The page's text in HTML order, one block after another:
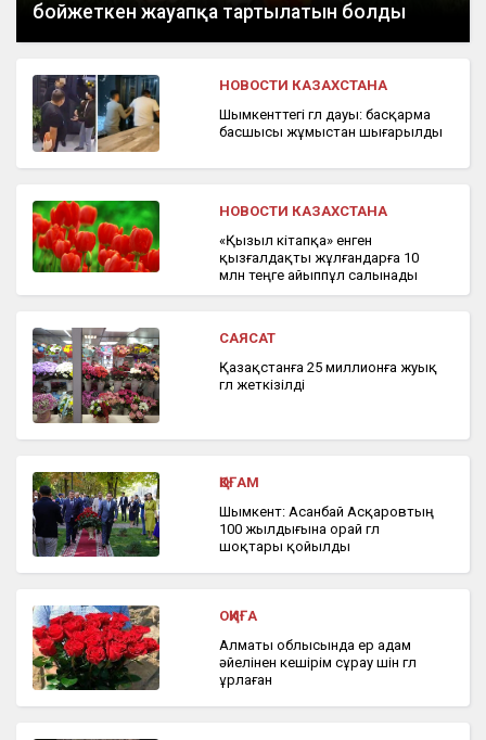
бойжеткен жауапқа тартылатын болды
НОВОСТИ КАЗАХСТАНА
Шымкенттегі гүл дауы: басқарма
басшысы жұмыстан шығарылды
НОВОСТИ КАЗАХСТАНА
«Қызыл кітапқа» енген
қызғалдақты жұлғандарға 10
млн теңге айыппұл салынады
САЯСАТ
Қазақстанға 25 миллионға жуық
гүл жеткізілді
ҚОҒАМ
Шымкент: Асанбай Асқаровтың
100 жылдығына орай гүл
шоқтары қойылды
ОҚИҒА
Алматы облысында ер адам
әйелінен кешірім сұрау үшін гүл
ұрлаған